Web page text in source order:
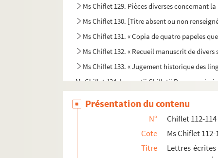
Ms Chiflet 129. Pièces diverses concernant
Ms Chiflet 130. [Titre absent ou non
Ms Chiflet 131. « Copia de quatro papeles
Ms Chiflet 132. « Recueil manuscrit de
Ms Chiflet 133. « Jugement historique des
Ms Chiflet 134. Laurentii Chifletii Responsa juris
Présentation du contenu
N°
Chiflet 112-114
Cote
Ms Chiflet 112-
Titre
Lettres